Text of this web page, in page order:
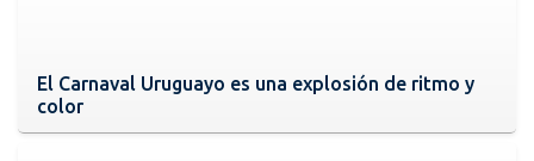
El Carnaval Uruguayo es una explosión de ritmo y
color